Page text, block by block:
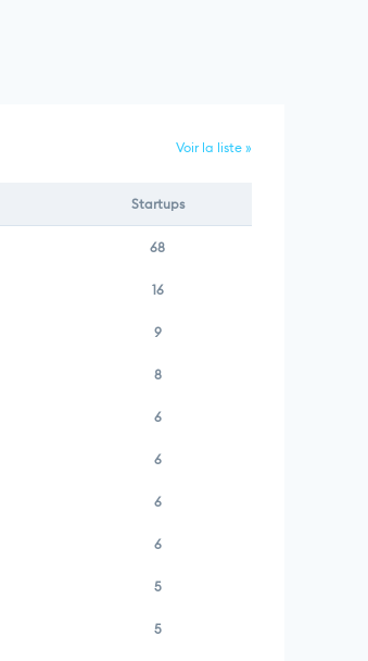
Voir la liste »
Startups
68
16
9
8
6
6
6
6
5
5